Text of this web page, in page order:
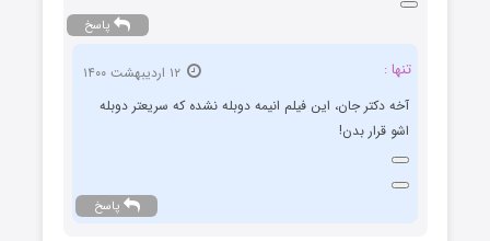
پاسخ
تنها :
۱۲ اردیبهشت ۱۴۰۰
آخه دکتر جان، این فیلم انیمه دوبله نشده که سریعتر دوبله
اشو قرار بدن!
پاسخ